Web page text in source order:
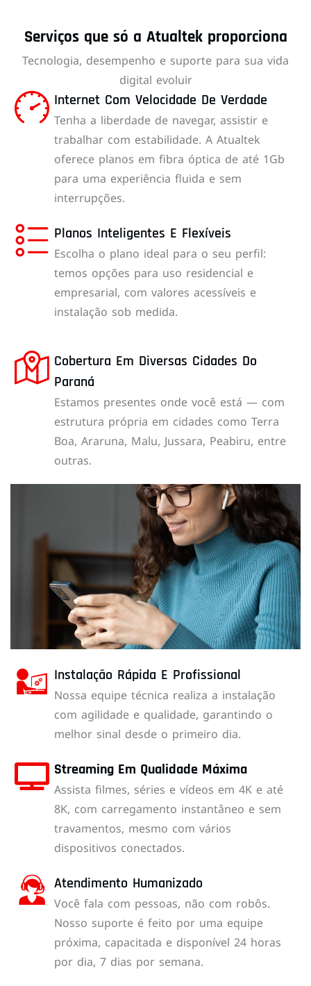
Serviços que só a Atualtek proporciona
Tecnologia, desempenho e suporte para sua vida
digital evoluir
Internet Com Velocidade De Verdade
Tenha a liberdade de navegar, assistir e
trabalhar com estabilidade. A Atualtek
oferece planos em fibra óptica de até 1Gb
para uma experiência fluida e sem
interrupções.
Planos Inteligentes E Flexíveis
Escolha o plano ideal para o seu perfil:
temos opções para uso residencial e
empresarial, com valores acessíveis e
instalação sob medida.
Cobertura Em Diversas Cidades Do
Paraná
Estamos presentes onde você está — com
estrutura própria em cidades como Terra
Boa, Araruna, Malu, Jussara, Peabiru, entre
outras.
Instalação Rápida E Profissional
Nossa equipe técnica realiza a instalação
com agilidade e qualidade, garantindo o
melhor sinal desde o primeiro dia.
Streaming Em Qualidade Máxima
Assista filmes, séries e vídeos em 4K e até
8K, com carregamento instantâneo e sem
travamentos, mesmo com vários
dispositivos conectados.
Atendimento Humanizado
Você fala com pessoas, não com robôs.
Nosso suporte é feito por uma equipe
próxima, capacitada e disponível 24 horas
por dia, 7 dias por semana.